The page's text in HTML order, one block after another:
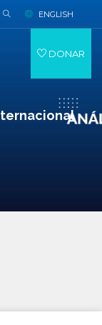
ENGLISH
DONAR